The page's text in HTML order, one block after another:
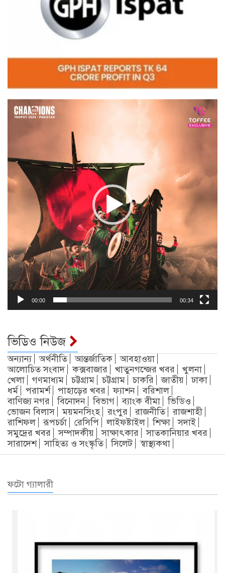
Video
Player
00:00 00:34
ভিডিও নিউজ
অন্যান্য অর্থনীতি আন্তর্জাতিক
আবহাওয়া
আলোচিত সংবাদ
কক্সবাজার খাতুনগন্জের খবর
খুলনা
খেলা
গণমাধ্যম চট্টগ্রাম চট্টগ্রাম চাকরি জাতীয়
ঢাকা
ধর্ম
পরামর্শ পাহাড়ের খবর ফ্যাশন
বরিশাল
বাণিজ্য নগর
বিনোদন বিভাগ ব্যাংক বীমা
ভিডিও
ভোজন বিলাস
ময়মনসিংহ রংপুর রাজনীতি
রাজশাহী
রাশিফল
রূপচর্চা রেসিপি লাইফষ্টাইল শিক্ষা
সদাই
সমুদ্রের খবর
সম্পাদকীয় সাক্ষাৎকার
সাতকানিয়ার খবর
সারাদেশ
সাহিত্য ও সংস্কৃতি সিলেট স্বাস্থ্যকথা
ফটো গ্যালারী